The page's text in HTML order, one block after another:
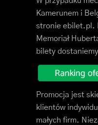
Kamerunem i
stronie ebilet.pl.
Memoriał
bilety
Promocja jest
klientów
małych firm.